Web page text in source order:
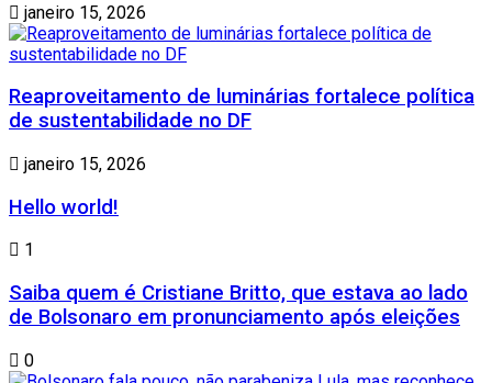
janeiro 15, 2026
Reaproveitamento de luminárias fortalece política
de sustentabilidade no DF
janeiro 15, 2026
Hello world!
1
Saiba quem é Cristiane Britto, que estava ao lado
de Bolsonaro em pronunciamento após eleições
0